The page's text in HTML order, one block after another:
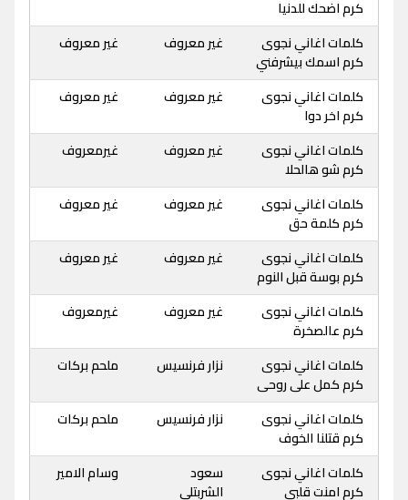
كرم اضحك للدنيا
كلمات اغاني نجوى
كرم اسمك بيشرفني
غير معروف غير معروف
كلمات اغاني نجوى
كرم اخر دوا
غير معروف غير معروف
كلمات اغاني نجوى
كرم شو هالحلا
غير معروف غيرمعروف
كلمات اغاني نجوى
كرم كلمة حق
غير معروف غير معروف
كلمات اغاني نجوى
كرم بوسة قبل النوم
غير معروف غير معروف
كلمات اغاني نجوى
كرم عالصخرة
غير معروف غيرمعروف
كلمات اغاني نجوى
كرم كمل على روحى
نزار فرنسيس ملحم بركات
كلمات اغاني نجوى
كرم قتلنا الخوف
نزار فرنسيس ملحم بركات
كلمات اغاني نجوى
كرم امنت قلبى
سعود
الشربتلى
وسام الامير